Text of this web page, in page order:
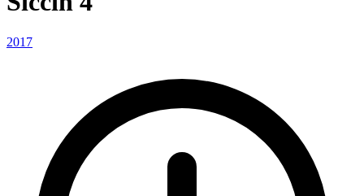
2017